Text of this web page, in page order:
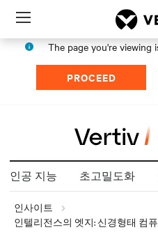
Menu
The page you're viewing
PROCEED
인공 지능 초고밀도화
인사이트
인텔리전스의 엣지: 신경형태 컴